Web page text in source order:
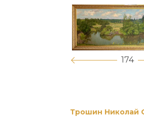
174
Трошин Николай